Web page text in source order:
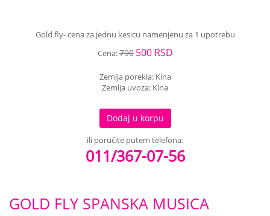
Gold fly- cena za jednu kesicu namenjenu za 1 upotrebu
Cena:790 500 RSD
Zemlja porekla: Kina
Zemlja uvoza: Kina
Dodaj u korpu
ili poručite putem telefona:
011/367-07-56
GOLD FLY SPANSKA MUSICA